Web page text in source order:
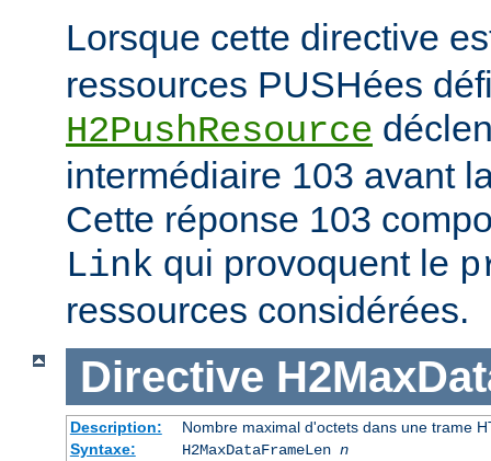
Lorsque cette directive
ressources PUSHées
H2PushResource
intermédiaire 103 avant
Cette réponse 103
Link qui provoquent le
ressources considérées.
Directive
Description:
Nombre maximal d'octets dans une trame
Syntaxe:
H2MaxDataFrameLen n